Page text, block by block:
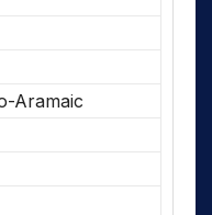
Aramaic